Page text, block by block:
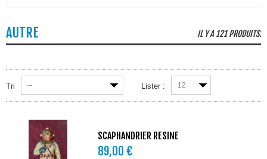
AUTRE IL Y A 121 PRODUITS.
Tri -- Lister : 12
SCAPHANDRIER RESINE
89,00 €